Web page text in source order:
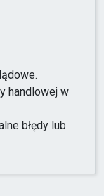
handlowej w
błędy lub